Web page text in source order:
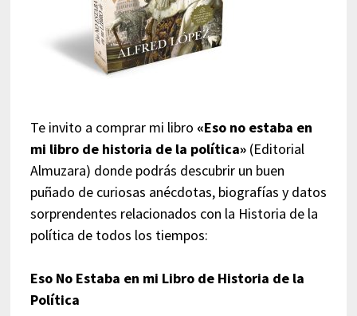
Te invito a comprar mi libro «Eso no estaba en
mi libro de historia de la política»(Editorial
Almuzara) donde podrás descubrir un buen
puñado de curiosas anécdotas, biografías y datos
sorprendentes relacionados con la Historia de la
política de todos los tiempos:
Eso No Estaba en mi Libro de Historia de la
Política